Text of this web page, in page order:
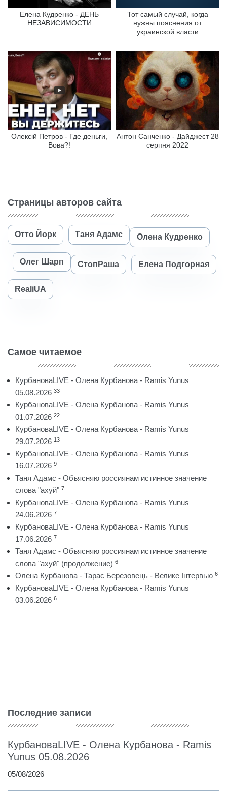
Елена Кудренко - ДЕНЬ
НЕЗАВИСИМОСТИ
Тот самый случай, когда
нужны пояснения от
украинской власти
Олексій Петров - Где деньги,
Вова?!
Антон Санченко - Дайджест 28
серпня 2022
Страницы авторов сайта
Отто Йорк Таня Адамс Олена Кудренко
Олег Шарп СтопРаша Елена Подгорная
RealiUA
Самое читаемое
КурбановаLIVE - Олена Курбанова - Ramis Yunus
05.08.2026 33
КурбановаLIVE - Олена Курбанова - Ramis Yunus
01.07.2026 22
КурбановаLIVE - Олена Курбанова - Ramis Yunus
29.07.2026 13
КурбановаLIVE - Олена Курбанова - Ramis Yunus
16.07.2026 9
Таня Адамс - Объясняю россиянам истинное значение
слова "ахуй" 7
КурбановаLIVE - Олена Курбанова - Ramis Yunus
24.06.2026 7
КурбановаLIVE - Олена Курбанова - Ramis Yunus
17.06.2026 7
Таня Адамс - Объясняю россиянам истинное значение
слова "ахуй" (продолжение) 6
Олена Курбанова - Тарас Березовець - Велике Інтервью 6
КурбановаLIVE - Олена Курбанова - Ramis Yunus
03.06.2026 6
Последние записи
КурбановаLIVE - Олена Курбанова - Ramis
Yunus 05.08.2026
05/08/2026